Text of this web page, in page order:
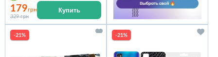
179грн
329 грн
Купить
-21% -21%